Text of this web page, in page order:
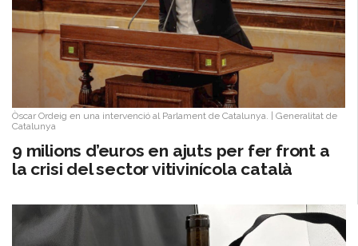
Òscar Ordeig en una intervenció al Parlament de Catalunya. | Generalitat de
Catalunya
9 milions d’euros en ajuts per fer front a
la crisi del sector vitivinícola català